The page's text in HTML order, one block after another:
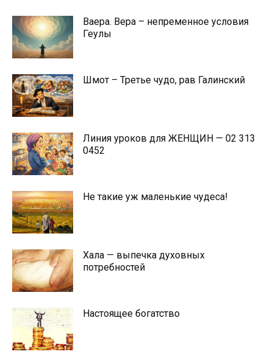
Ваера. Вера – непременное условия
Геулы
Шмот – Третье чудо, рав Галинский
Линия уроков для ЖЕНЩИН — 02 313
0452
Не такие уж маленькие чудеса!
Хала — выпечка духовных
потребностей
Настоящее богатство